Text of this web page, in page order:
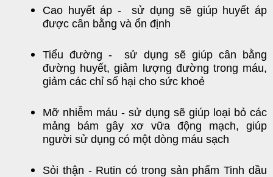
Cao huyết áp - sử dụng sẽ giúp huyết áp
được cân bằng và ổn định
Tiểu đường - sử dụng sẽ giúp cân bằng
đường huyết, giảm lượng đường trong máu,
giảm các chỉ số hại cho sức khoẻ
Mỡ nhiễm máu - sử dụng sẽ giúp loại bỏ các
mảng bám gây xơ vữa động mạch, giúp
người sử dụng có một dòng máu sạch
Sỏi thận - Rutin có trong sản phẩm Tinh dầu